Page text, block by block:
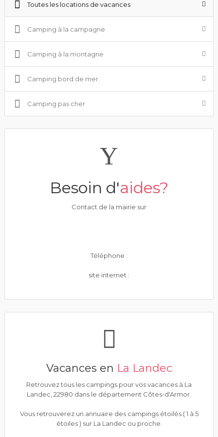
Toutes les locations de vacances
Camping à la campagne
Camping à la montagne
Camping bord de mer
Camping pas cher
Besoin d'aides?
Contact de la mairie sur
Téléphone :
site internet :
Vacances en La Landec
Retrouvez tous les campings pour vos vacances à La
Landec, 22980 dans le département Côtes-d'Armor.
Vous retrouverez un annuaire des campings étoilés ( 1 à 5
étoiles ) sur La Landec ou proche.